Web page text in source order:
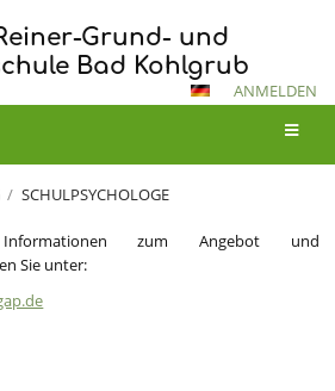
Grund- und
Bad Kohlgrub
ANMELDEN
/ SCHULPSYCHOLOGE
zum Angebot und
Sie unter: